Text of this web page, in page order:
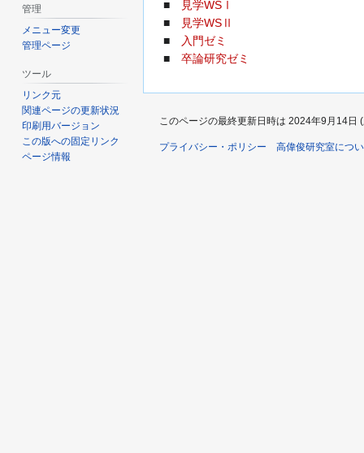
■
見学WSⅠ
■
見学WSⅡ
■
入門ゼミ
■ 卒論研究ゼミ
管理
メニュー変更
管理ページ
ツール
リンク元
関連ページの更新状況
印刷用バージョン
この版への固定リンク
ページ情報
このページの最終更新日時は 2024年9月14日
プライバシー・ポリシー 高偉俊研究室につ